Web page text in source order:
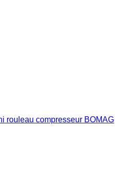
rouleau compresseur BOMAG